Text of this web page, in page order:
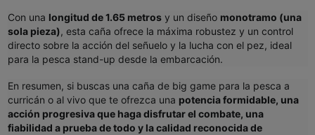
Con una longitud de 1.65 metros y un diseño monotramo (una
sola pieza), esta caña ofrece la máxima robustez y un control
directo sobre la acción del señuelo y la lucha con el pez, ideal
para la pesca stand-up desde la embarcación.
En resumen, si buscas una caña de big game para la pesca a
curricán o al vivo que te ofrezca una potencia formidable, una
acción progresiva que haga disfrutar el combate, una
fiabilidad a prueba de todo y la calidad reconocida de